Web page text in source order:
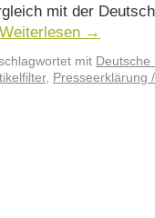
mit der
Weiterlesen →
mit Deutsche
, Presseerklärung